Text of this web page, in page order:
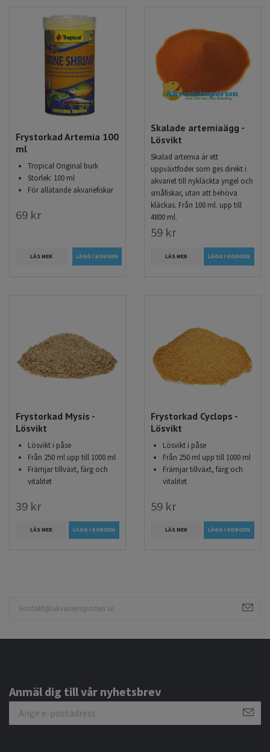
Frystorkad Artemia 100
ml
Tropical Original burk
Storlek: 100 ml
För allätande akvariefiskar
69 kr
LÄS MER
Skalade artemiaägg -
Lösvikt
Skalad artemia är ett
uppväxtfoder som ges direkt i
akvariet till nykläckta yngel och
småfiskar, utan att behöva
kläckas. Från 100 ml. upp till
4800 ml.
59 kr
LÄS MER LÄGG I KORGEN
Frystorkad Mysis -
Lösvikt
Lösvikt i påse
Från 250 ml upp till 1000 ml
Främjar tillväxt, färg och
vitalitet
39 kr
LÄS MER LÄGG I KORGEN
Frystorkad Cyclops -
Lösvikt
Lösvikt i påse
Från 250 ml upp till 1000 ml
Främjar tillväxt, färg och
vitalitet
59 kr
LÄS MER LÄGG I KORGEN
Anmäl dig till vår nyhetsbrev